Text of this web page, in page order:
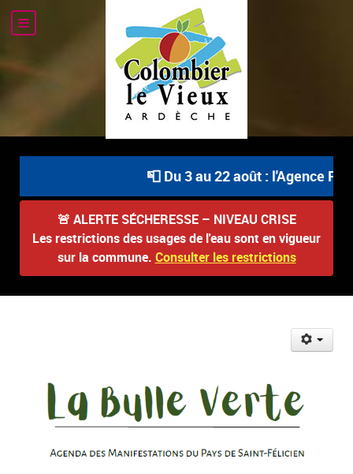
📮 Du 3 au 22 août : l'Agence
🚨 ALERTE SÉCHERESSE – NIVEAU CRISE
Les restrictions des usages de l'eau sont en vigueur
sur la commune. Consulter les restrictions